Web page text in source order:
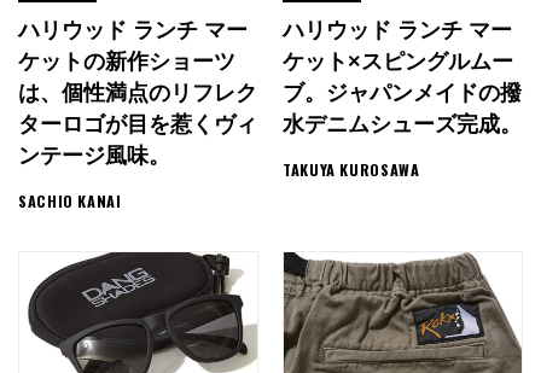
ハリウッド ランチ マー
ケットの新作ショーツ
は、個性満点のリフレク
ターロゴが目を惹くヴィ
ンテージ風味。
SACHIO KANAI
ハリウッド ランチ マー
ケット×スピングルムー
ブ。ジャパンメイドの撥
水デニムシューズ完成。
TAKUYA KUROSAWA